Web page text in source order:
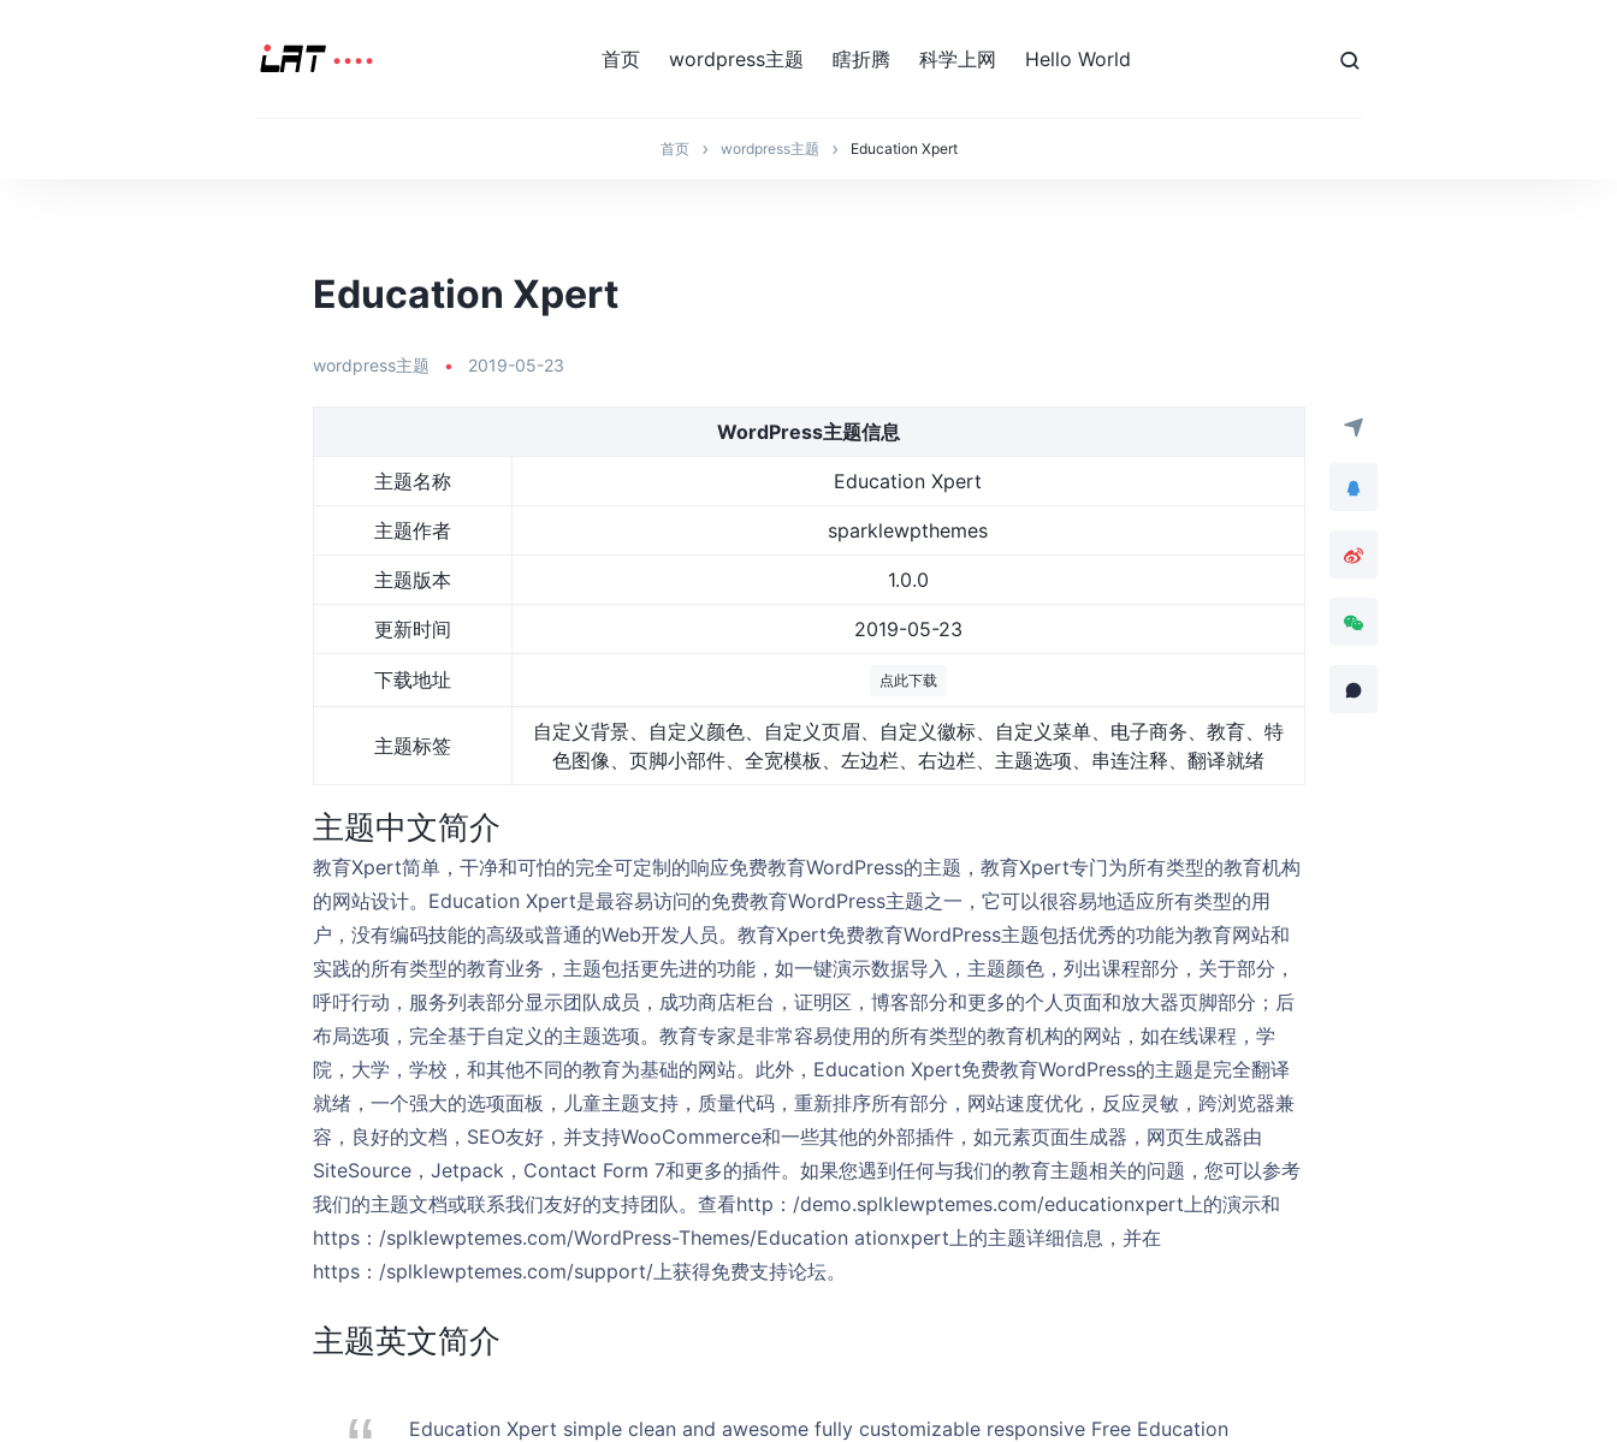
首页 wordpress主题 瞎折腾 科学上网 Hello World
首页 wordpress主题 Education Xpert
Education Xpert
wordpress主题 • 2019-05-23
WordPress主题信息
主题名称 Education Xpert
主题作者 sparklewpthemes
主题版本 1.0.0
更新时间 2019-05-23
下载地址 点此下载
主题标签
自定义背景、自定义颜色、自定义页眉、自定义徽标、自定义菜单、电子商务、教育、特
色图像、页脚小部件、全宽模板、左边栏、右边栏、主题选项、串连注释、翻译就绪
主题中文简介
教育Xpert简单，干净和可怕的完全可定制的响应免费教育WordPress的主题，教育Xpert专门为所有类型的教育机构
的网站设计。Education Xpert是最容易访问的免费教育WordPress主题之一，它可以很容易地适应所有类型的用
户，没有编码技能的高级或普通的Web开发人员。教育Xpert免费教育WordPress主题包括优秀的功能为教育网站和
实践的所有类型的教育业务，主题包括更先进的功能，如一键演示数据导入，主题颜色，列出课程部分，关于部分，
呼吁行动，服务列表部分显示团队成员，成功商店柜台，证明区，博客部分和更多的个人页面和放大器页脚部分；后
布局选项，完全基于自定义的主题选项。教育专家是非常容易使用的所有类型的教育机构的网站，如在线课程，学
院，大学，学校，和其他不同的教育为基础的网站。此外，Education Xpert免费教育WordPress的主题是完全翻译
就绪，一个强大的选项面板，儿童主题支持，质量代码，重新排序所有部分，网站速度优化，反应灵敏，跨浏览器兼
容，良好的文档，SEO友好，并支持WooCommerce和一些其他的外部插件，如元素页面生成器，网页生成器由
SiteSource，Jetpack，Contact Form 7和更多的插件。如果您遇到任何与我们的教育主题相关的问题，您可以参考
我们的主题文档或联系我们友好的支持团队。查看http：/demo.splklewptemes.com/educationxpert上的演示和
https：/splklewptemes.com/WordPress-Themes/Education ationxpert上的主题详细信息，并在
https：/splklewptemes.com/support/上获得免费支持论坛。
主题英文简介
Education Xpert simple clean and awesome fully customizable responsive Free Education